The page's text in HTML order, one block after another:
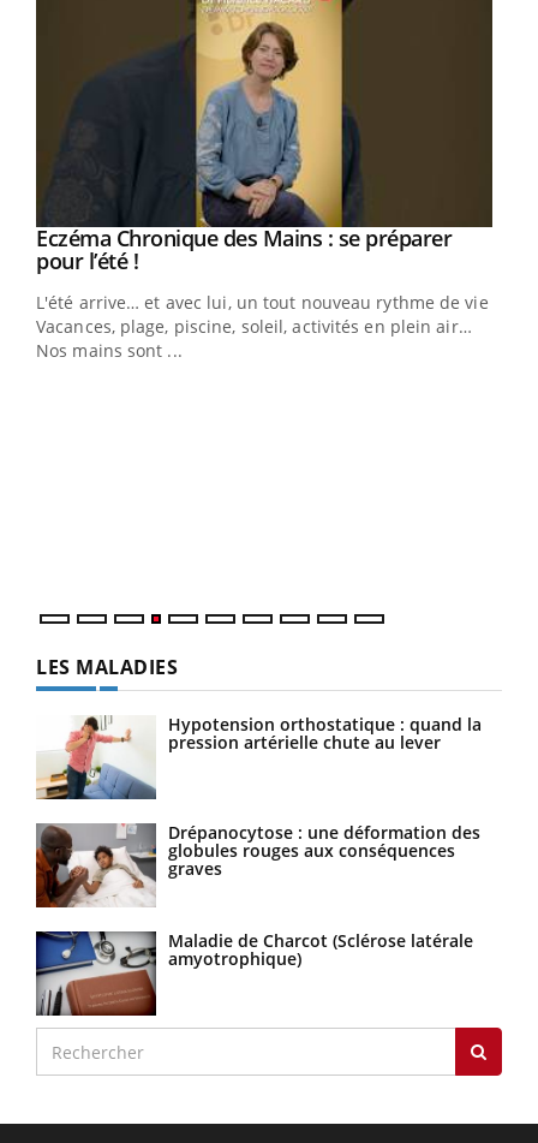
Youtube
Eczéma Chronique des Mains : se préparer
pour l’été !Youtube
L'été arrive… et avec lui, un tout nouveau rythme de vie !
Vacances, plage, piscine, soleil, activités en plein air…
Nos mains sont ...
LES MALADIES
Hypotension orthostatique : quand la
pression artérielle chute au lever
Drépanocytose : une déformation des
globules rouges aux conséquences
graves
Maladie de Charcot (Sclérose latérale
amyotrophique)